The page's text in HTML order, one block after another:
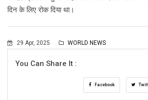
दिन के लिए रोक दिया था।
29 Apr, 2025 WORLD NEWS
You Can Share It :
Facebook